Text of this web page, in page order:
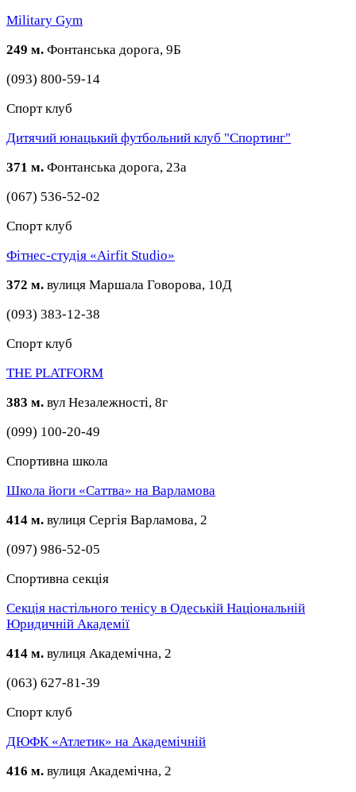
Military Gym
249 м. Фонтанська дорога, 9Б
(093) 800-59-14
Спорт клуб
Дитячий юнацький футбольний клуб "Спортинг"
371 м. Фонтанська дорога, 23а
(067) 536-52-02
Спорт клуб
Фітнес-студія «Airfit Studio»
372 м. вулиця Маршала Говорова, 10Д
(093) 383-12-38
Спорт клуб
THE PLATFORM
383 м. вул Незалежності, 8г
(099) 100-20-49
Спортивна школа
Школа йоги «Саттва» на Варламова
414 м. вулиця Сергія Варламова, 2
(097) 986-52-05
Спортивна секція
Секція настільного тенісу в Одеській Національній
Юридичній Академії
414 м. вулиця Академічна, 2
(063) 627-81-39
Спорт клуб
ДЮФК «Атлетик» на Академічній
416 м. вулиця Академічна, 2